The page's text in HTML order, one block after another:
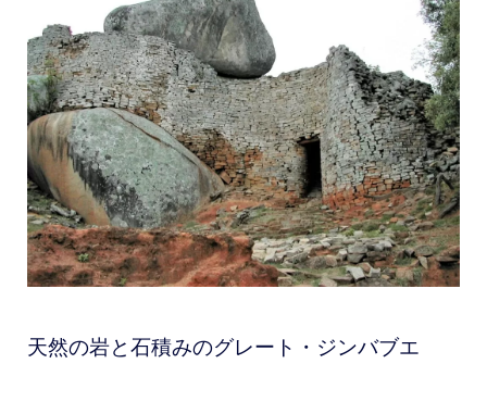
天然の岩と石積みのグレート・ジンバブエ